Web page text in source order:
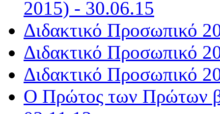
2015) - 30.06.15
Διδακτικό Προσωπικό
Διδακτικό Προσωπικό
Διδακτικό Προσωπικό
Ο Πρώτος των Πρώτων